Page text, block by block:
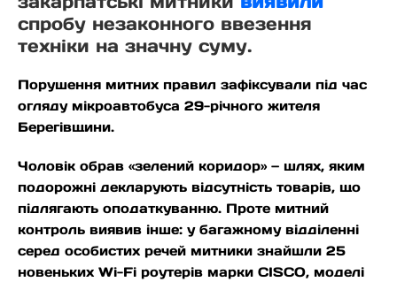
спробу незаконного ввезення
техніки на значну суму.
Порушення митних правил зафіксували під час
огляду мікроавтобуса 29-річного жителя
Берегівщини.
Чоловік обрав «зелений коридор» — шлях, яким
подорожні декларують відсутність товарів, що
підлягають оподаткуванню. Проте митний
контроль виявив інше: у багажному відділенні
серед особистих речей митники знайшли 25
новеньких Wi-Fi роутерів марки CISCO, моделі